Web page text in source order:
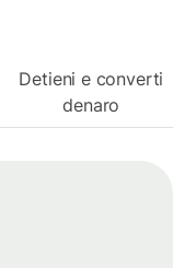
Detieni e converti
denaro